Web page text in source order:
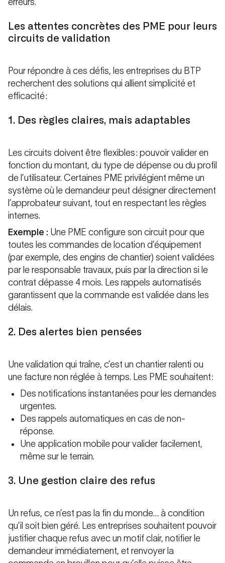
erreurs.
Les attentes concrètes des PME pour leurs
circuits de validation
Pour répondre à ces défis, les entreprises du BTP
recherchent des solutions qui allient simplicité et
efficacité :
1. Des règles claires, mais adaptables
Les circuits doivent être flexibles : pouvoir valider en
fonction du montant, du type de dépense ou du profil
de l’utilisateur. Certaines PME privilégient même un
système où le demandeur peut désigner directement
l’approbateur suivant, tout en respectant les règles
internes.
Exemple : Une PME configure son circuit pour que
toutes les commandes de location d’équipement
(par exemple, des engins de chantier) soient validées
par le responsable travaux, puis par la direction si le
contrat dépasse 4 mois. Les rappels automatisés
garantissent que la commande est validée dans les
délais.
2. Des alertes bien pensées
Une validation qui traîne, c’est un chantier ralenti ou
une facture non réglée à temps. Les PME souhaitent :
Des notifications instantanées pour les demandes
urgentes.
Des rappels automatiques en cas de non-
réponse.
Une application mobile pour valider facilement,
même sur le terrain.
3. Une gestion claire des refus
Un refus, ce n’est pas la fin du monde… à condition
qu’il soit bien géré. Les entreprises souhaitent pouvoir
justifier chaque refus avec un motif clair, notifier le
demandeur immédiatement, et renvoyer la